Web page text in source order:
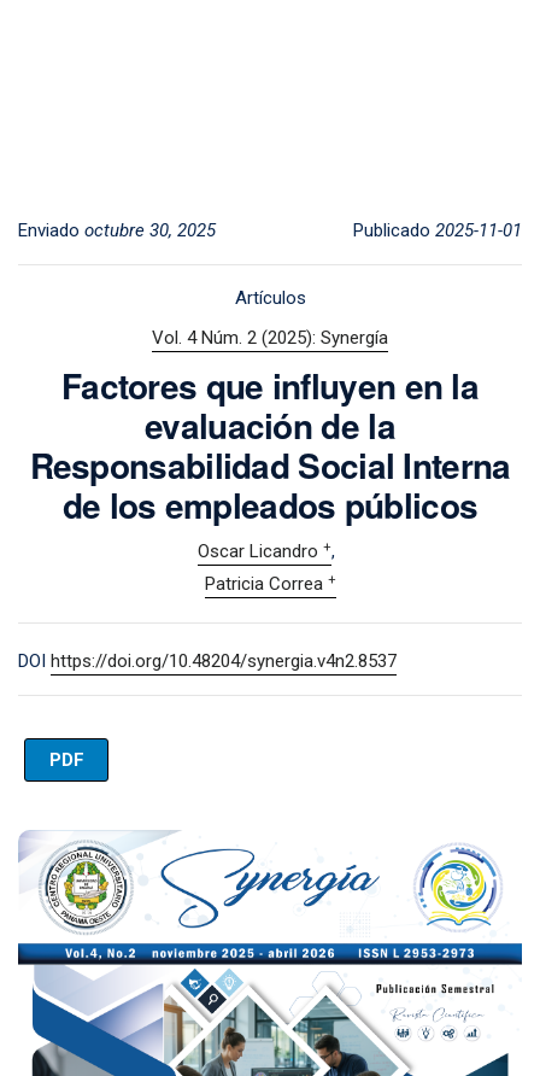
Enviado octubre 30, 2025 Publicado 2025-11-01
Artículos
Vol. 4 Núm. 2 (2025): Synergía
Factores que influyen en la
evaluación de la
Responsabilidad Social Interna
de los empleados públicos
Oscar Licandro +
Patricia Correa +
DOI https://doi.org/10.48204/synergia.v4n2.8537
PDF
Imagen de portada